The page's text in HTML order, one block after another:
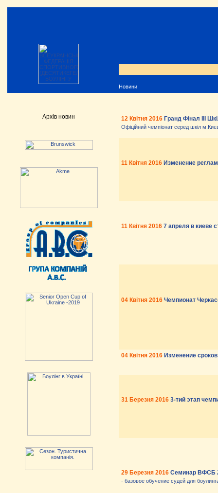
Новини
Архів новин 12 Квітня 2016 Гранд Фінал III
Офіційний чемпіонат серед шкіл
11 Квітня 2016 Изменение
11 Квітня 2016 7 апреля в киеве
04 Квітня 2016 Чемпионат
04 Квітня 2016 Изменение
31 Березня 2016 3-тий этап
29 Березня 2016 Семинар ВФСБ
- базовое обучение судей для